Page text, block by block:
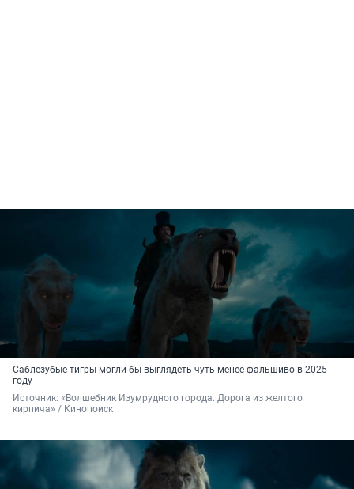
Саблезубые тигры могли бы выглядеть чуть менее фальшиво в 2025
году
Источник: «Волшебник Изумрудного города. Дорога из желтого
кирпича» / Кинопоиск